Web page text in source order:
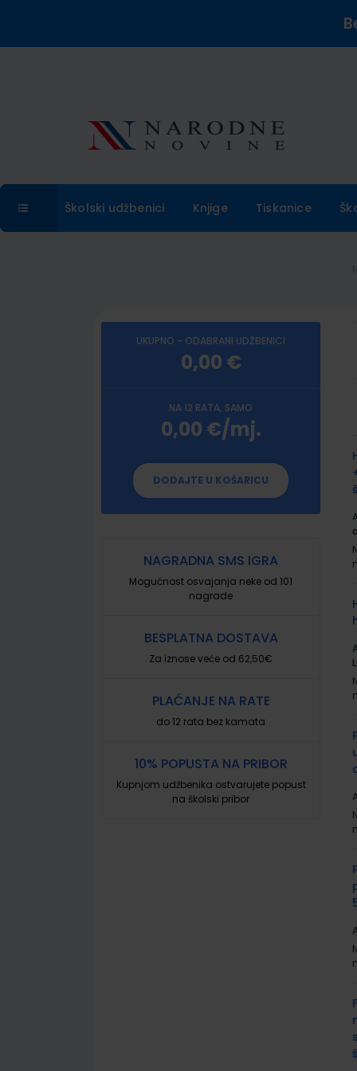
Školski udžbenici Knjige Tiskanice
UKUPNO - ODABRANI UDŽBENICI
0,00 €
NA 12 RATA, SAMO
0,00 €/mj.
DODAJTE U KOŠARICU
NAGRADNA SMS IGRA
Mogućnost osvajanja neke od 101
nagrade
BESPLATNA DOSTAVA
Za iznose veće od 62,50€
PLAĆANJE NA RATE
do 12 rata bez kamata
10% POPUSTA NA PRIBOR
Kupnjom udžbenika ostvarujete popust
na školski pribor